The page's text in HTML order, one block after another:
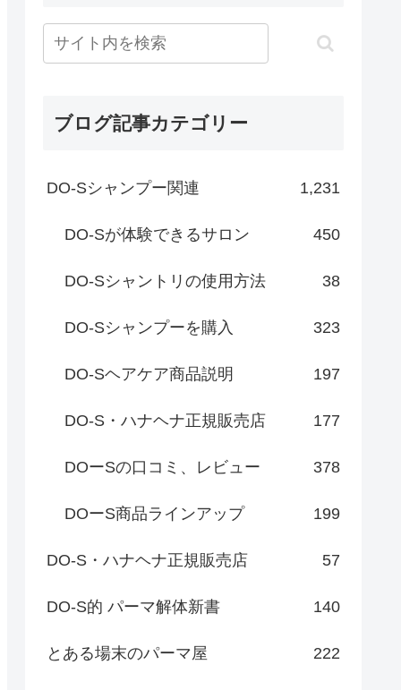
ブログ記事カテゴリー
DO-Sシャンプー関連 1,231
DO-Sが体験できるサロン 450
DO-Sシャントリの使用方法 38
DO-Sシャンプーを購入 323
DO-Sヘアケア商品説明 197
DO-S・ハナヘナ正規販売店 177
DOーSの口コミ、レビュー 378
DOーS商品ラインアップ 199
DO-S・ハナヘナ正規販売店 57
DO-S的 パーマ解体新書 140
とある場末のパーマ屋 222